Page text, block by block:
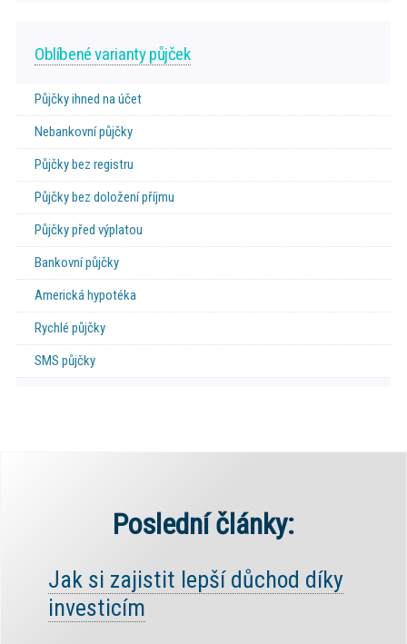
Oblíbené varianty půjček
Půjčky ihned na účet
Nebankovní půjčky
Půjčky bez registru
Půjčky bez doložení příjmu
Půjčky před výplatou
Bankovní půjčky
Americká hypotéka
Rychlé půjčky
SMS půjčky
Poslední články:
Jak si zajistit lepší důchod díky
investicím